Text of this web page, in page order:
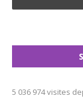
5 036 974 visites